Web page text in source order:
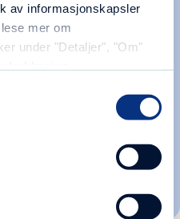
av informasjonskapsler
mer om
under "Detaljer", "Om"
filmer med temaer
ytre kontroll,
Kors klinikk Oslo
filmene.